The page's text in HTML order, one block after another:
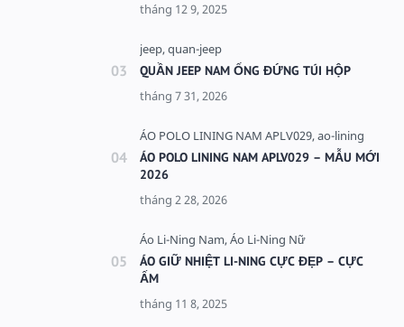
QUẦN JEEP NAM ỐNG ĐỨNG TÚI HỘP
ÁO POLO LINING NAM APLV029 – MẪU MỚI
2026
ÁO GIỮ NHIỆT LI-NING CỰC ĐẸP – CỰC
ẤM